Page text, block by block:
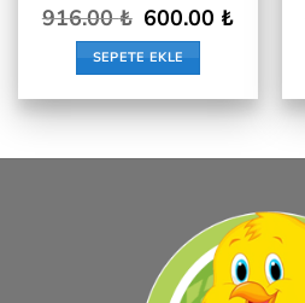
5
üzerinden
4.5oy
aldı
916.00₺ Orijinal
fiyat:
916.00 ₺.
600.00 ₺andaki
SEPETE EKLE